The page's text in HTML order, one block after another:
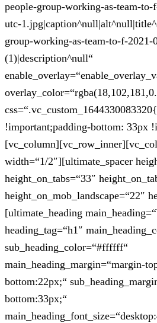
people-group-working-as-team-
utc-
group-working-as-team-to-f-2021-
(1)|description^null“
!important;padding-bottom: 33px
width=“1/2″][ultimate_spacer
height_on_tabs=“33″
height_on_mob_landscape=“22″
[ultimate_heading
heading_tag=“h1″
sub_heading_color=“#ffffff“
main_heading_margin=“margin-
bottom:22px;“
bottom:33px;“